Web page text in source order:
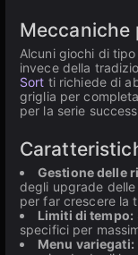
Meccaniche
Alcuni giochi di
invece della
Sort ti richiede di
griglia per
per la serie
Gestione delle
degli upgrade
per far crescere la
Limiti di tempo:
specifici per
Menu variegati: